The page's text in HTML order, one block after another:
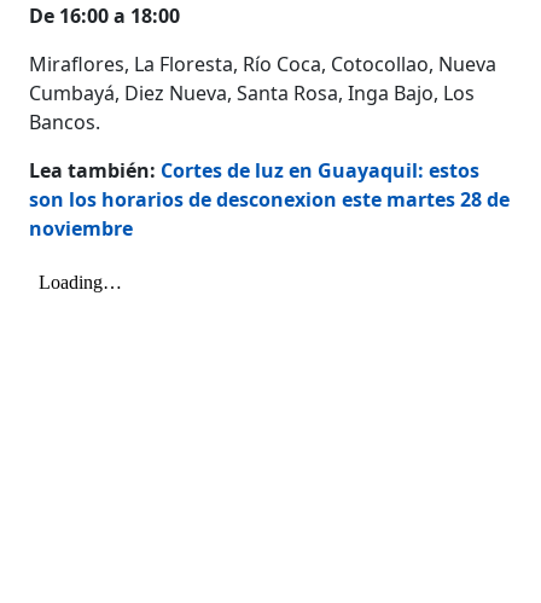
De 16:00 a 18:00
Miraflores, La Floresta, Río Coca, Cotocollao, Nueva
Cumbayá, Diez Nueva, Santa Rosa, Inga Bajo, Los
Bancos.
Lea también: Cortes de luz en Guayaquil: estos
son los horarios de desconexion este martes 28 de
noviembre